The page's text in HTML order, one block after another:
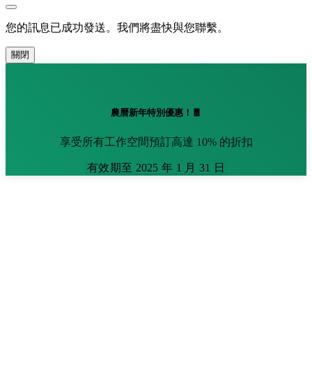
您的訊息已成功發送。我們將盡快與您聯繫。
關閉
農曆新年特別優惠！🧧
享受所有工作空間預訂高達 10% 的折扣
有效期至 2025 年 1 月 31 日